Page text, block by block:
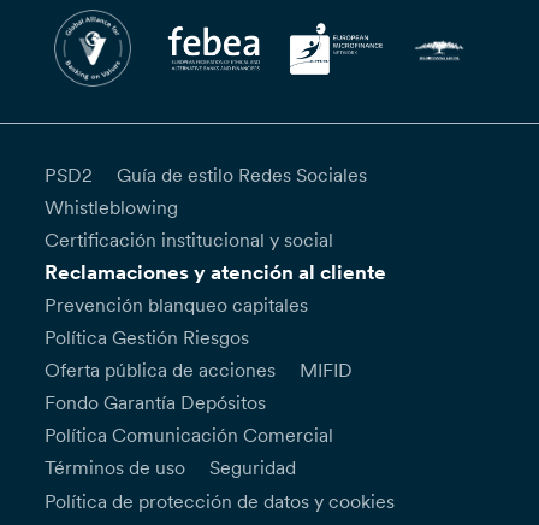
PSD2
Guía de estilo Redes Sociales
Whistleblowing
Certificación institucional y social
Reclamaciones y atención al cliente
Prevención blanqueo capitales
Política Gestión Riesgos
Oferta pública de acciones
MIFID
Fondo Garantía Depósitos
Política Comunicación Comercial
Términos de uso
Seguridad
Política de protección de datos y cookies